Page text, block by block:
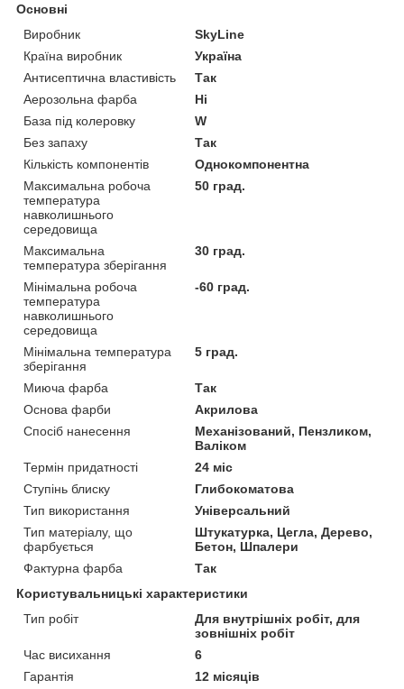
Основні
Виробник
SkyLine
Країна виробник
Україна
Антисептична властивість
Так
Аерозольна фарба
Ні
База під колеровку
W
Без запаху
Так
Кількість компонентів
Однокомпонентна
Максимальна робоча
температура
навколишнього
середовища
50 град.
Максимальна
температура зберігання
30 град.
Мінімальна робоча
температура
навколишнього
середовища
-60 град.
Мінімальна температура
зберігання
5 град.
Миюча фарба
Так
Основа фарби
Акрилова
Спосіб нанесення
Механізований, Пензликом,
Валіком
Термін придатності
24 міс
Ступінь блиску
Глибокоматова
Тип використання
Універсальний
Тип матеріалу, що
фарбується
Штукатурка, Цегла, Дерево,
Бетон, Шпалери
Фактурна фарба
Так
Користувальницькі характеристики
Тип робіт
Для внутрішніх робіт, для
зовнішніх робіт
Час висихання
6
Гарантія
12 місяців